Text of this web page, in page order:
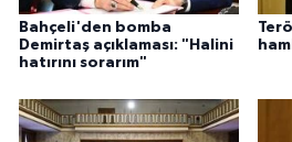
Bahçeli'den bomba
Demirtaş açıklaması: "Halini
hatırını sorarım"